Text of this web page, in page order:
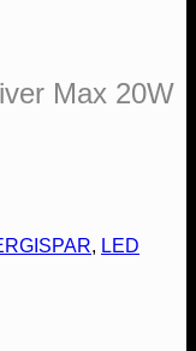
Max 20W
, LED